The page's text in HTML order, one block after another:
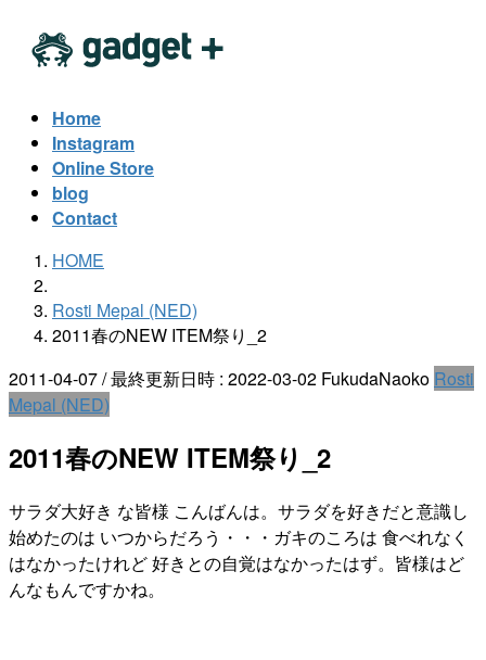
Home
Instagram
Online Store
blog
Contact
HOME
Rosti Mepal (NED)
2011春のNEW ITEM祭り_2
2011-04-07/ 最終更新日時 : 2022-03-02 FukudaNaoko Rosti
Mepal (NED)
2011春のNEW ITEM祭り_2
サラダ大好き な皆様 こんばんは。サラダを好きだと意識し
始めたのは いつからだろう・・・ガキのころは 食べれなく
はなかったけれど 好きとの自覚はなかったはず。皆様はど
んなもんですかね。